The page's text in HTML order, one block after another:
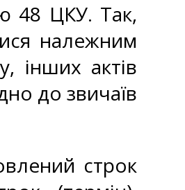
48 ЦКУ. Так,
належним
інших актів
до звичаїв
строк